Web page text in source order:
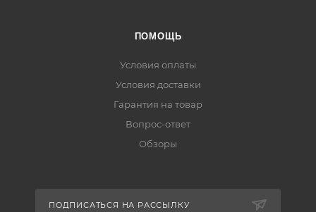
ПОМОЩЬ
Условия оплаты
Условия доставки
Гарантия на товар
Вопрос-ответ
Обзоры
ПОДПИСАТЬСЯ НА РАССЫЛКУ